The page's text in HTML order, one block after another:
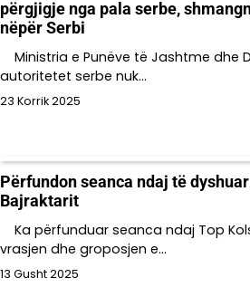
përgjigje nga pala serbe,
nëpër Serbi
Ministria e Punëve të Jashtme dhe
autoritetet serbe nuk…
23 Korrik 2025
Përfundon seanca ndaj të
Bajraktarit
Ka përfunduar seanca ndaj Top
vrasjen dhe groposjen e…
13 Gusht 2025